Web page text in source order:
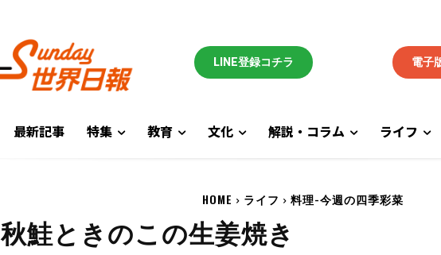
LINE登録コチラ 電子
最新記事 特集 教育 文化 解説・コラム ライフ
HOME ライフ 料理-今週の四季彩菜
秋鮭ときのこの生姜焼き